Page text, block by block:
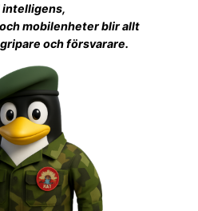
mobilenheter blir allt
och försvarare.